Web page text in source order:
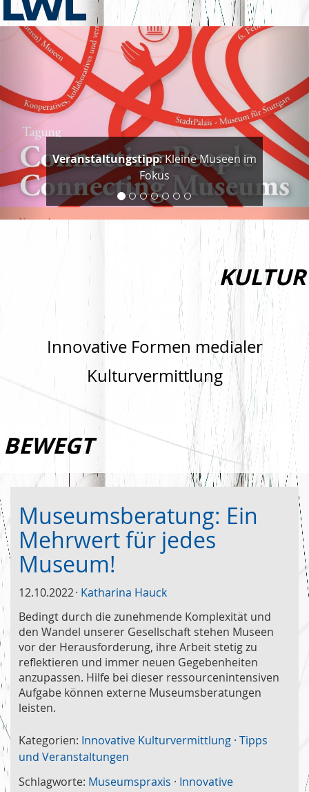
Veranstaltungstipp: Kleine Museen im
Fokus
Vorherige
KULTUR
Innovative Formen medialer
Kulturvermittlung
BEWEGT
Museumsberatung: Ein
Mehrwert für jedes
Museum!
12.10.2022 Katharina Hauck
Bedingt durch die zunehmende Komplexität und
den Wandel unserer Gesellschaft stehen Museen
vor der Herausforderung, ihre Arbeit stetig zu
reflektieren und immer neuen Gegebenheiten
anzupassen. Hilfe bei dieser ressourcenintensiven
Aufgabe können externe Museumsberatungen
leisten.
Kategorien: Innovative Kulturvermittlung · Tipps
und Veranstaltungen
Schlagworte: Museumspraxis · Innovative